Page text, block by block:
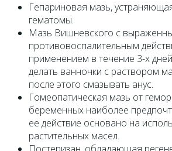
Гепариновая мазь,
гематомы.
Мазь Вишневского с
противовоспалительным
применением в течение 3-х
делать ванночки с раствором
после этого смазывать анус.
Гомеопатическая мазь от
беременных наиболее
ее действие основано на
растительных масел.